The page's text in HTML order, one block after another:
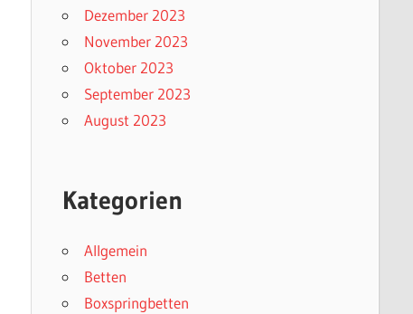
Dezember 2023
November 2023
Oktober 2023
September 2023
August 2023
Kategorien
Allgemein
Betten
Boxspringbetten